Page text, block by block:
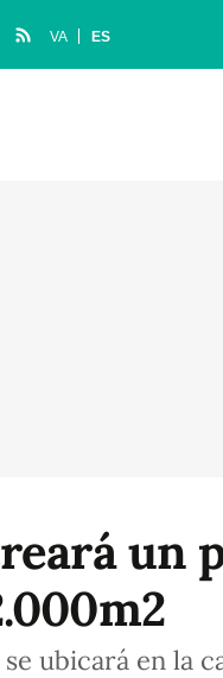
VA ES
un
ubicará en la